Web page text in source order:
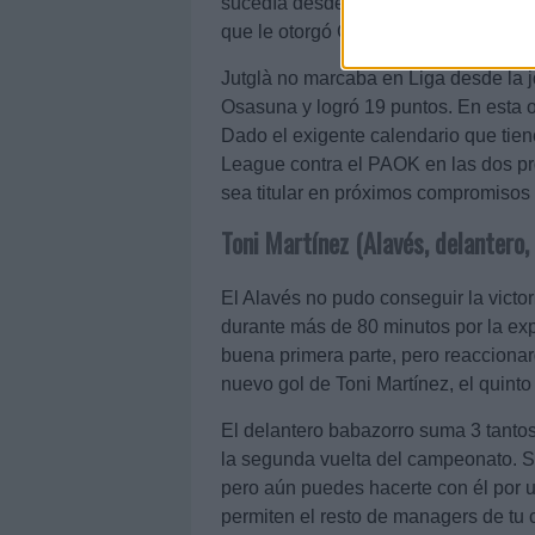
que le otorgó Giráldez, marcando
Jutglà no marcaba en Liga desde la
Osasuna y logró 19 puntos. En esta
Dado el exigente calendario que
League contra el PAOK en las dos
sea titular en próximos compromisos
Toni Martínez (Alavés,
El Alavés no pudo conseguir la
durante más de 80 minutos por la
buena primera parte, pero
nuevo gol de Toni Martínez, el
El delantero babazorro suma 3
la segunda vuelta del campeonato.
pero aún puedes hacerte con él por
permiten el resto de managers de tu